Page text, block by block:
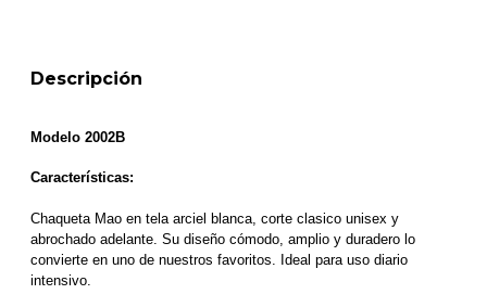
Descripción
Modelo 2002B
Características:
Chaqueta Mao en tela arciel blanca, corte clasico unisex y
abrochado adelante. Su diseño cómodo, amplio y duradero lo
convierte en uno de nuestros favoritos. Ideal para uso diario
intensivo.